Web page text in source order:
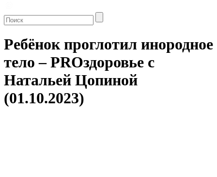
Ребёнок проглотил инородное
тело – PROздоровье с
Натальей Цопиной
(01.10.2023)